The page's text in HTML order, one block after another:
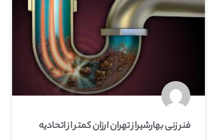
فنر زنی بهارشیراز تهران ارزان کمتر از اتحادیه